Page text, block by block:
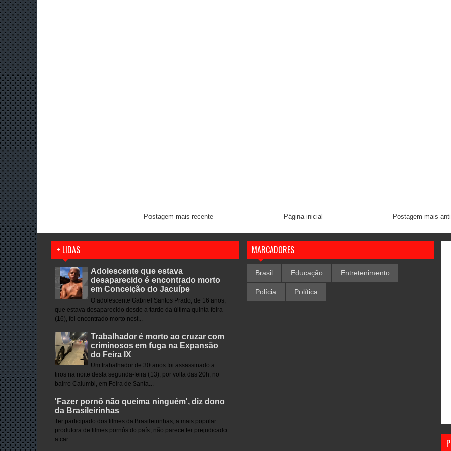
Postagem mais recente Postagem mais
Página inicial
+ LIDAS
Adolescente que estava
desaparecido é encontrado morto
em Conceição do Jacuípe
O adolescente Gabriel Santos Prado, de 16 anos,
que estava desaparecido desde a tarde da última quinta-feira
(16), foi encontrado morto nest...
Trabalhador é morto ao cruzar com
criminosos em fuga na Expansão
do Feira IX
Um trabalhador de 30 anos foi assassinado a
tiros na noite desta segunda-feira (13), por volta das 20h, no
bairro Calumbi, em Feira de Santa...
'Fazer pornô não queima ninguém', diz dono
da Brasileirinhas
Ter participado dos filmes da Brasileirinhas, a mais popular
produtora de filmes pornôs do país, não parece ter prejudicado
a car...
MARCADORES
Brasil Educação Entretenimento
Polícia Política